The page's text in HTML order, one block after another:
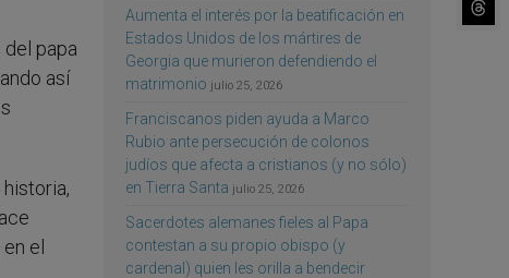
papa
así
el
Aumenta el interés por la beatificación en
Estados Unidos de los mártires de
Georgia que murieron defendiendo el
matrimonio julio 25, 2026
Franciscanos piden ayuda a Marco
Rubio ante persecución de colonos
judíos que afecta a cristianos (y no sólo)
en Tierra Santa julio 25, 2026
Sacerdotes alemanes fieles al Papa
contestan a su propio obispo (y
cardenal) quien les orilla a bendecir